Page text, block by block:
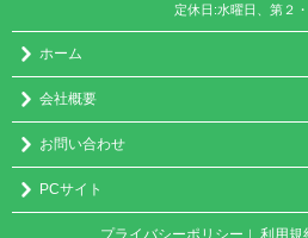
定休日:水曜日、第２
ホーム
会社概要
お問い合わせ
PCサイト
プライバシーポリシー ｜ 利用規